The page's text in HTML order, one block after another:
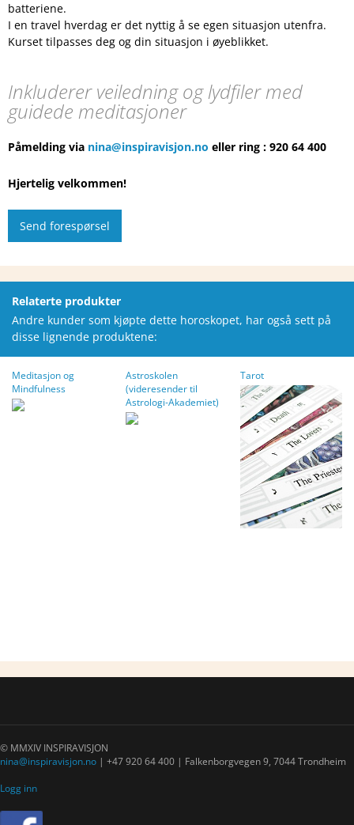
batteriene.
I en travel hverdag er det nyttig å se egen situasjon utenfra.
Kurset tilpasses deg og din situasjon i øyeblikket.
Inkluderer veiledning og lydfiler med
guidede meditasjoner
Påmelding via nina@inspiravisjon.no eller ring : 920 64 400
Hjertelig velkommen!
Relaterte produkter
Andre kunder som kjøpte dette horoskopet, har også sett på
disse lignende produktene:
Meditasjon og
Mindfulness
Astroskolen
(videresender til
Astrologi-Akademiet)
Tarot
© MMXIV INSPIRAVISJON
nina@inspiravisjon.no | +47 920 64 400 | Falkenborgvegen 9, 7044 Trondheim
Logg inn